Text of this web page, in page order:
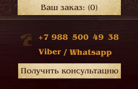
Ваш заказ:(0)
+7 988 500 49 38
Viber / Whatsapp
Получить консультацию